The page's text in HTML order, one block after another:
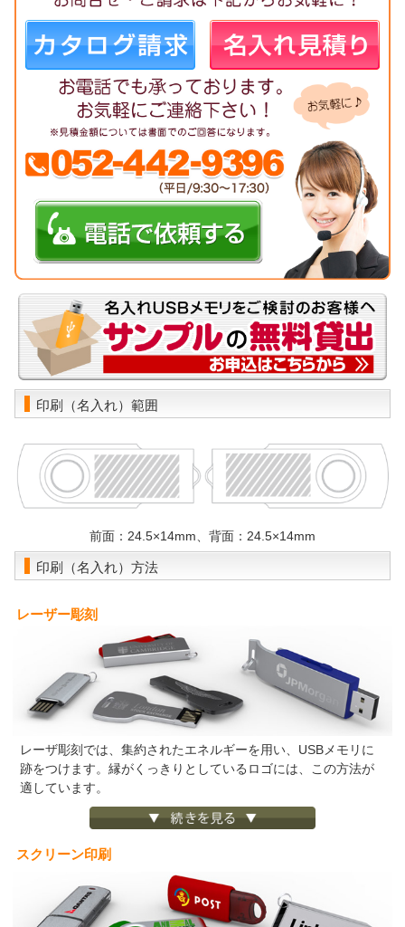
印刷（名入れ）範囲
前面：24.5×14mm、背面：24.5×14mm
印刷（名入れ）方法
レーザー彫刻
レーザ彫刻では、集約されたエネルギーを用い、USBメモリに
跡をつけます。縁がくっきりとしているロゴには、この方法が
適しています。
スクリーン印刷